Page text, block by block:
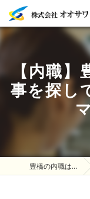
【内職
事を探し
豊橋の内職は株式会社オオサワ